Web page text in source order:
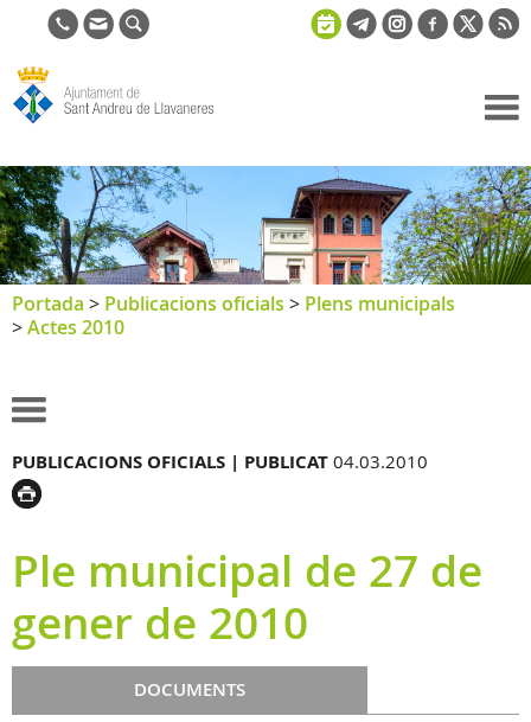
de Sant
Andreu de
Llavaneres
Portada > Publicacions oficials > Plens municipals
>Actes 2010
PUBLICACIONS OFICIALS | PUBLICAT 04.03.2010
Ple municipal de 27 de
gener de 2010
DOCUMENTS